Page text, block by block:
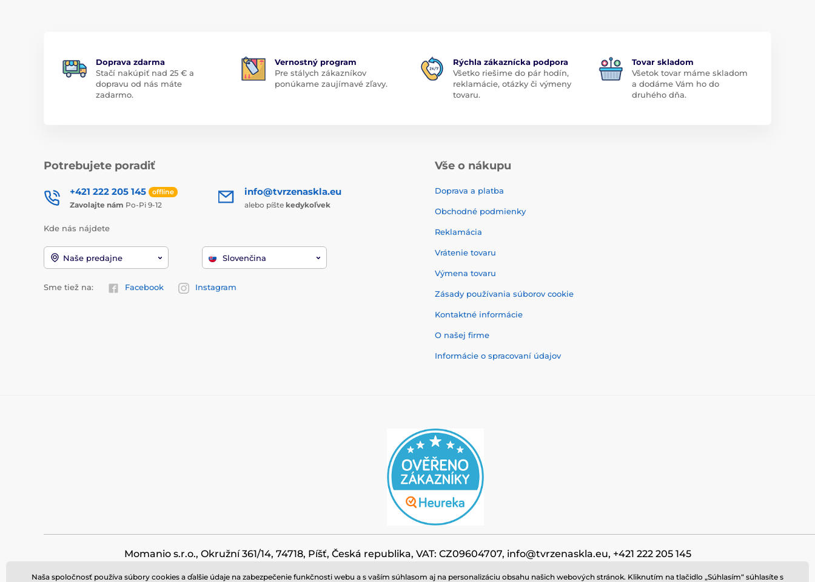
Doprava zdarma
Stačí nakúpiť nad 25 € a
dopravu od nás máte
zadarmo.
Vernostný program
Pre stálych zákazníkov
ponúkame zaujímavé zľavy.
Rýchla zákaznícka podpora
Všetko riešime do pár hodín,
reklamácie, otázky či výmeny
tovaru.
Tovar skladom
Všetok tovar máme skladom
a dodáme Vám ho do
druhého dňa.
Potrebujete poradiť
+421 222 205 145 offline
Zavolajte nám Po-Pi 9-12
info@tvrzenaskla.eu
alebo píšte kedykoľvek
Kde nás nájdete
Naše predajne Slovenčina
Sme tiež na: Facebook Instagram
Vše o nákupu
Doprava a platba
Obchodné podmienky
Reklamácia
Vrátenie tovaru
Výmena tovaru
Zásady používania súborov cookie
Kontaktné informácie
O našej firme
Informácie o spracovaní údajov
Momanio s.r.o., Okružní 361/14, 74718, Píšť, Česká republika, VAT: CZ09604707, info@tvrzenaskla.eu, +421 222 205 145
© 2026 tvrdeneskla.eu ⦁ E-shop vytvorilaSIMPLIA.cz
Naša spoločnosť používa súbory cookies a ďalšie údaje na zabezpečenie funkčnosti webu a s vaším súhlasom aj na personalizáciu obsahu našich webových stránok. Kliknutím na tlačidlo „Súhlasím“ súhlasíte s